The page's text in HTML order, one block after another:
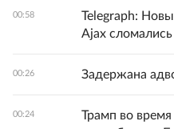
00:58
Telegraph:
Ajax
00:26 Задержана
00:24
Трамп во